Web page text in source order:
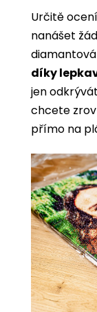
Určitě
nanášet
díky
jen
chcete
přímo na